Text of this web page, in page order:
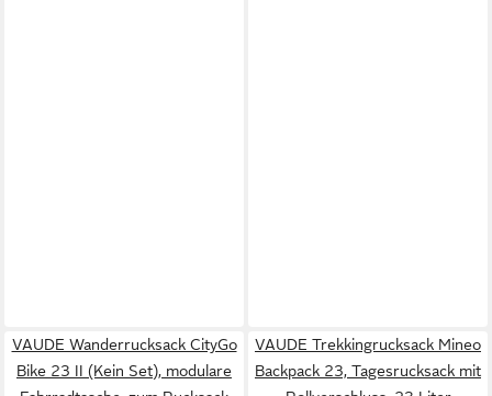
VAUDE Wanderrucksack CityGo
Bike 23 II (Kein Set), modulare
VAUDE Trekkingrucksack Mineo
Backpack 23, Tagesrucksack mit